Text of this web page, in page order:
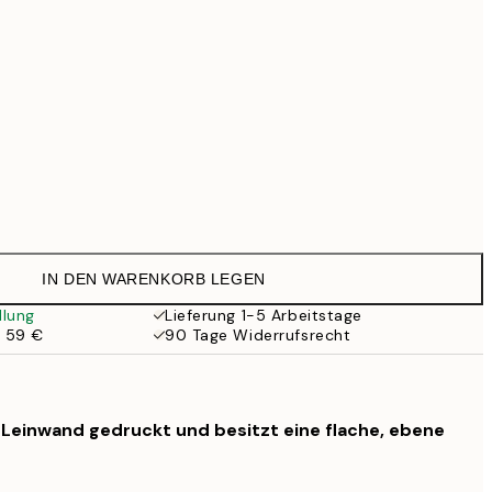
IN DEN WARENKORB LEGEN
Lieferung 1-5 Arbeitstage
59 €
90 Tage Widerrufsrecht
gedruckt und besitzt eine flache, ebene